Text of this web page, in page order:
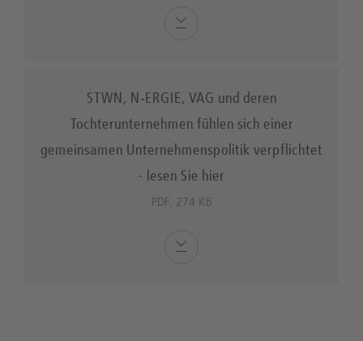
STWN, N‑ERGIE, VAG und deren
Tochterunternehmen fühlen sich einer
gemeinsamen Unternehmenspolitik verpflichtet
- lesen Sie hier
PDF, 274 KB